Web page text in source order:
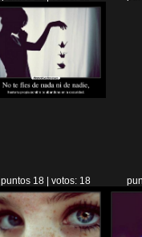
puntos 18 | votos: 18